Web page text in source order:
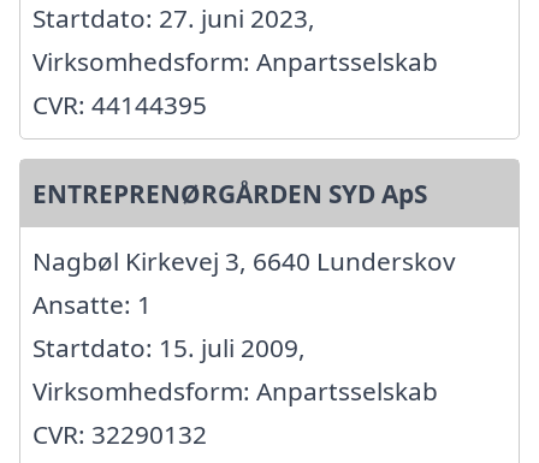
Startdato: 27. juni 2023,
Virksomhedsform: Anpartsselskab
CVR: 44144395
ENTREPRENØRGÅRDEN SYD ApS
Nagbøl Kirkevej 3, 6640 Lunderskov
Ansatte: 1
Startdato: 15. juli 2009,
Virksomhedsform: Anpartsselskab
CVR: 32290132